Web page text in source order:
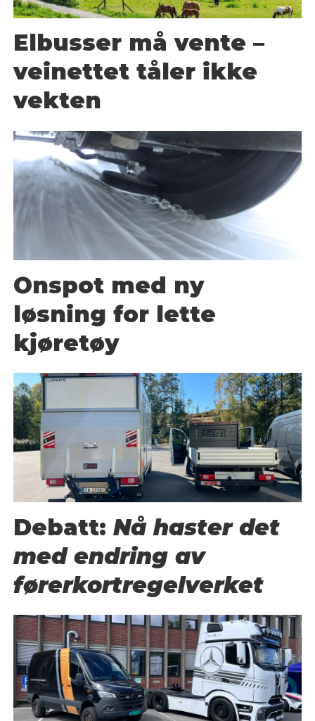
Elbusser må vente –
veinettet tåler ikke
vekten
Onspot med ny
løsning for lette
kjøretøy
Debatt:Nå haster det
med endring av
førerkortregelverket